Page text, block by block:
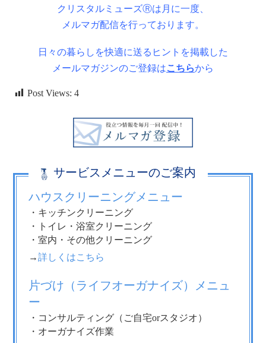
クリスタルミューズⓇは月に一度、
メルマガ配信を行っております。
日々の暮らしを快適に送るヒントを掲載した
メールマガジンのご登録はこちらから
Post Views: 4
サービスメニューのご案内
ハウスクリーニングメニュー
・キッチンクリーニング
・トイレ・浴室クリーニング
・室内・その他クリーニング
→詳しくはこちら
片づけ（ライフオーガナイズ）メニュ
ー
・コンサルティング（ご自宅orスタジオ）
・オーガナイズ作業